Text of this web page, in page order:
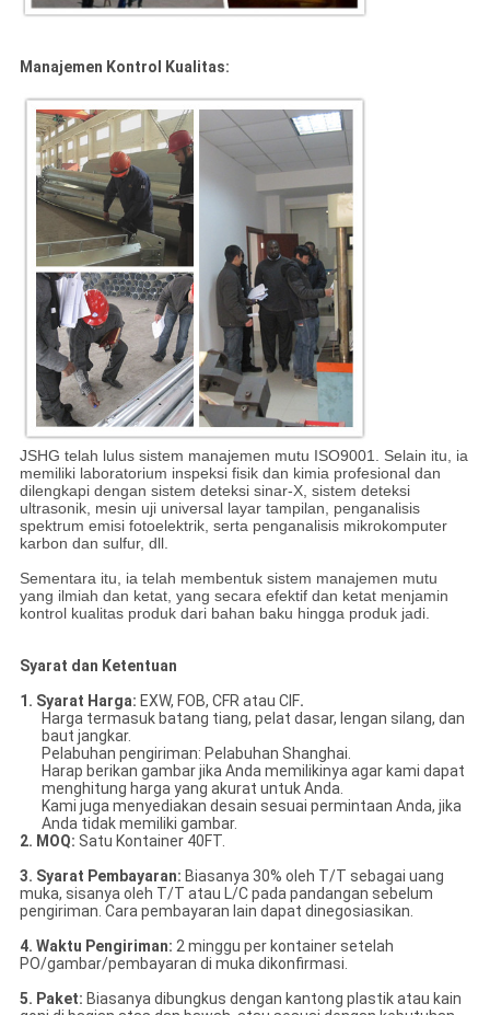
Manajemen Kontrol Kualitas:
JSHG telah lulus sistem manajemen mutu ISO9001. Selain itu, ia
memiliki laboratorium inspeksi fisik dan kimia profesional dan
dilengkapi dengan sistem deteksi sinar-X, sistem deteksi
ultrasonik, mesin uji universal layar tampilan, penganalisis
spektrum emisi fotoelektrik, serta penganalisis mikrokomputer
karbon dan sulfur, dll.
Sementara itu, ia telah membentuk sistem manajemen mutu
yang ilmiah dan ketat, yang secara efektif dan ketat menjamin
kontrol kualitas produk dari bahan baku hingga produk jadi.
Syarat dan Ketentuan
1. Syarat Harga: EXW, FOB, CFR atau CIF.
Harga termasuk batang tiang, pelat dasar, lengan silang, dan
baut jangkar.
Pelabuhan pengiriman: Pelabuhan Shanghai.
Harap berikan gambar jika Anda memilikinya agar kami dapat
menghitung harga yang akurat untuk Anda.
Kami juga menyediakan desain sesuai permintaan Anda, jika
Anda tidak memiliki gambar.
2. MOQ: Satu Kontainer 40FT.
3. Syarat Pembayaran: Biasanya 30% oleh T/T sebagai uang
muka, sisanya oleh T/T atau L/C pada pandangan sebelum
pengiriman. Cara pembayaran lain dapat dinegosiasikan.
4. Waktu Pengiriman: 2 minggu per kontainer setelah
PO/gambar/pembayaran di muka dikonfirmasi.
5. Paket: Biasanya dibungkus dengan kantong plastik atau kain